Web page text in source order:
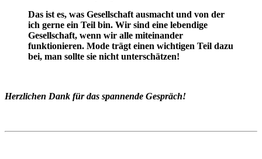
Das ist es, was Gesellschaft ausmacht und von der
ich gerne ein Teil bin. Wir sind eine lebendige
Gesellschaft, wenn wir alle miteinander
funktionieren. Mode trägt einen wichtigen Teil dazu
bei, man sollte sie nicht unterschätzen!
Herzlichen Dank für das spannende Gespräch!